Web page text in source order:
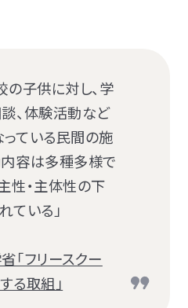
の子供に対し、学
、体験活動など
ている民間の施
容は多種多様で
性・主体性の下
ている」
「フリースクー
る取組」